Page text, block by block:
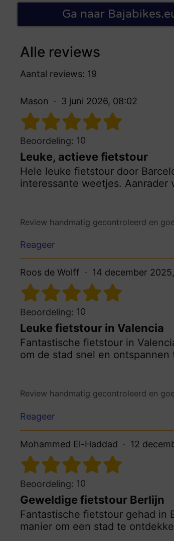
Ga naar
Alle reviews
Aantal reviews: 19
Mason 3 juni 2026, 08:02
Beoordeling: 10
Leuke, actieve fietstour
Hele leuke fietstour door
interessante weetjes.
Review handmatig gecontroleerd en
Reageer
Roos de Wolff 14 december
Beoordeling: 10
Leuke fietstour in Valencia
Fantastische fietstour in
om de stad snel en
Review handmatig gecontroleerd en
Reageer
Mohammed El-Haddad 12
Beoordeling: 10
Geweldige fietstour Berlijn
Fantastische fietstour gehad in
manier om een stad te